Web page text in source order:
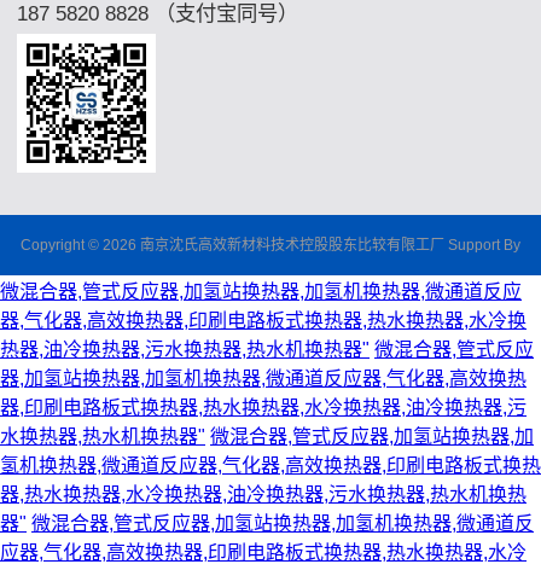
187 5820 8828 （支付宝同号）
Copyright © 2026 南京沈氏高效新材料技术控股股东比较有限工厂 Support By
微混合器,管式反应器,加氢站换热器,加氢机换热器,微通道反应
器,气化器,高效换热器,印刷电路板式换热器,热水换热器,水冷换
热器,油冷换热器,污水换热器,热水机换热器" 微混合器,管式反应
器,加氢站换热器,加氢机换热器,微通道反应器,气化器,高效换热
器,印刷电路板式换热器,热水换热器,水冷换热器,油冷换热器,污
水换热器,热水机换热器" 微混合器,管式反应器,加氢站换热器,加
氢机换热器,微通道反应器,气化器,高效换热器,印刷电路板式换热
器,热水换热器,水冷换热器,油冷换热器,污水换热器,热水机换热
器" 微混合器,管式反应器,加氢站换热器,加氢机换热器,微通道反
应器,气化器,高效换热器,印刷电路板式换热器,热水换热器,水冷